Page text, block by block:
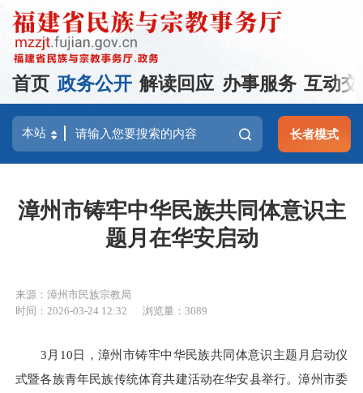
首页 政务公开 解读回应 办事服务 互动
长者模式
漳州市铸牢中华民族共同体意识主
题月在华安启动
来源：漳州市民族宗教局
时间：2026-03-24 12:32
浏览量：3089
3 月 10日，漳州市铸牢中华民族共同体意识主题月启动仪
式暨各族青年民族传统体育共建活动在华安县举行。漳州市委